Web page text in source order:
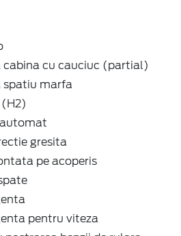
cabina cu cauciuc (partial)
spatiu marfa
gresita
pe acoperis
pentru viteza